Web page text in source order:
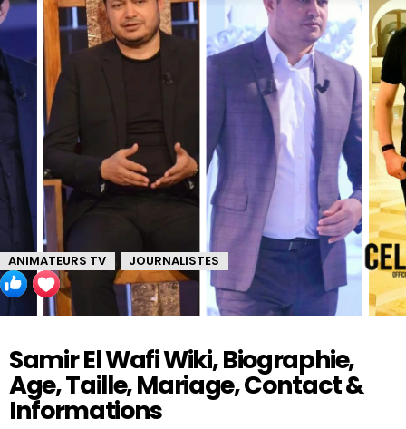
ANIMATEURS TV , JOURNALISTES
Samir El Wafi Wiki, Biographie,
Age, Taille, Mariage, Contact &
Informations